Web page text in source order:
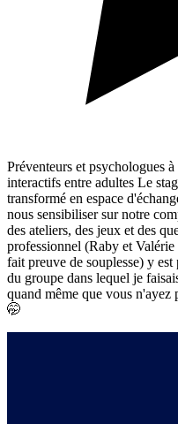
Préventeurs et psychologues
interactifs entre adultes Le
transformé en espace
nous sensibiliser sur notre
des ateliers, des jeux et des
professionnel (Raby et
fait preuve de souplesse) y
du groupe dans lequel je
quand même que vous
🤭